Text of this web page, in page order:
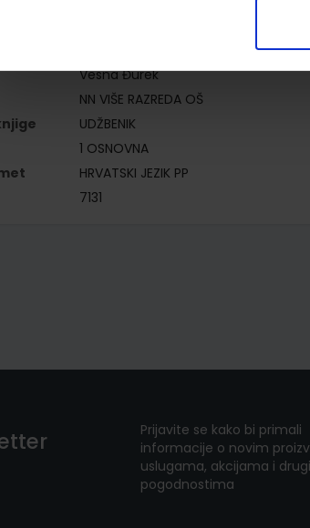
Vesna Đurek
NN VIŠE RAZREDA OŠ
UDŽBENIK
1 OSNOVNA
HRVATSKI JEZIK PP
7131
Prijavite se kako bi primali
informacije o novim
uslugama, akcijama i
pogodnostima